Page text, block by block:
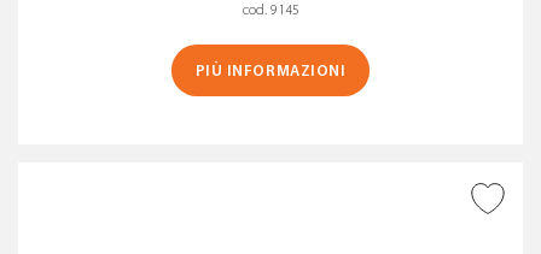
cod. 9145
PIÙ INFORMAZIONI